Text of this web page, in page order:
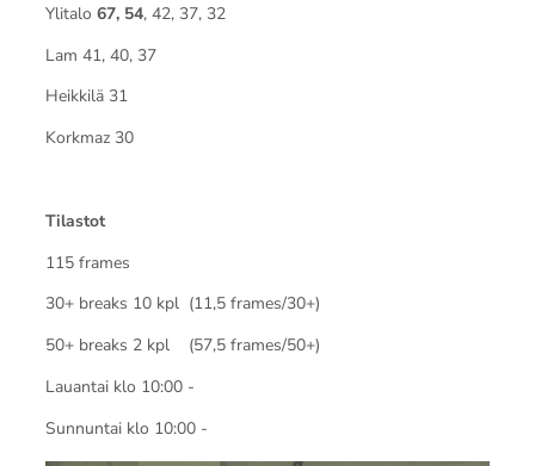
Ylitalo 67, 54, 42, 37, 32
Lam 41, 40, 37
Heikkilä 31
Korkmaz 30
Tilastot
115 frames
30+ breaks 10 kpl (11,5 frames/30+)
50+ breaks 2 kpl (57,5 frames/50+)
Lauantai klo 10:00 -
Sunnuntai klo 10:00 -